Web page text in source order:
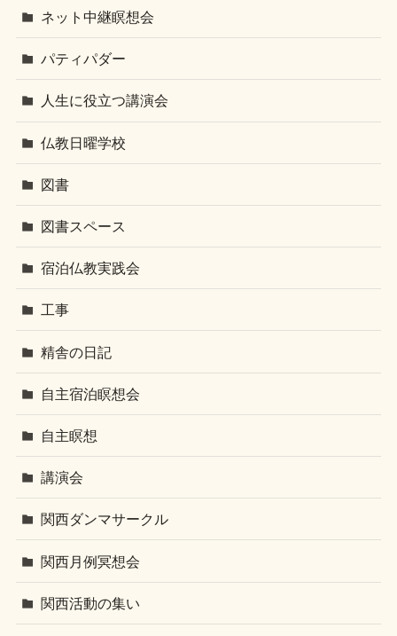
ネット中継瞑想会
パティパダー
人生に役立つ講演会
仏教日曜学校
図書
図書スペース
宿泊仏教実践会
工事
精舎の日記
自主宿泊瞑想会
自主瞑想
講演会
関西ダンマサークル
関西月例冥想会
関西活動の集い